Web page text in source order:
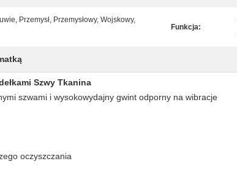
Przemysł, Przemysłowy, Wojskowy,
Funkcja:
Szwy Tkanina
szwami i wysokowydajny gwint odporny na wibracje
oczyszczania